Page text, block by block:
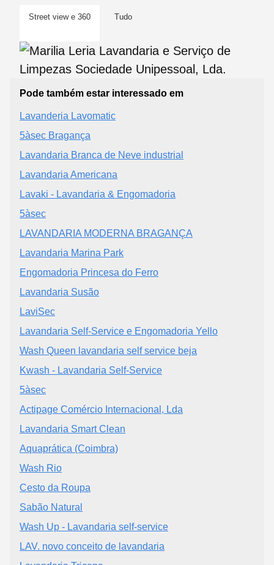
Street view e 360 Tudo
Pode também estar interessado em
Lavanderia Lavomatic
5àsec Bragança
Lavandaria Branca de Neve industrial
Lavandaria Americana
Lavaki - Lavandaria & Engomadoria
5àsec
LAVANDARIA MODERNA BRAGANÇA
Lavandaria Marina Park
Engomadoria Princesa do Ferro
Lavandaria Susão
LaviSec
Lavandaria Self-Service e Engomadoria Yello
Wash Queen lavandaria self service beja
Kwash - Lavandaria Self-Service
5àsec
Actipage Comércio Internacional, Lda
Lavandaria Smart Clean
Aquaprática (Coimbra)
Wash Rio
Cesto da Roupa
Sabão Natural
Wash Up - Lavandaria self-service
LAV. novo conceito de lavandaria